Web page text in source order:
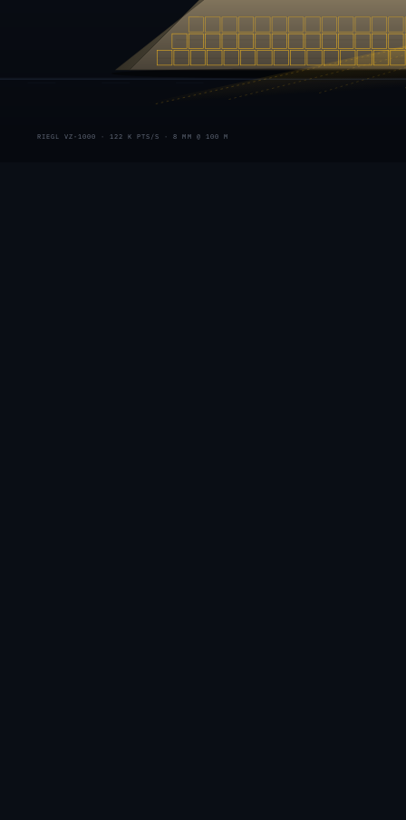
RIEGL VZ-1000 · 122 K PTS/S · 8 MM @ 100 M